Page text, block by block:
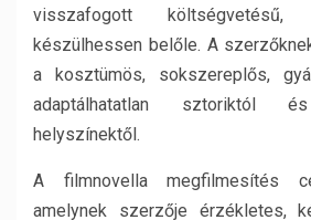
visszafogott
készülhessen belőle. A
a kosztümös, sokszereplős,
adaptálhatatlan sztoriktól
helyszínektől.
A filmnovella megfilmesítés
amelynek szerzője érzékletes,